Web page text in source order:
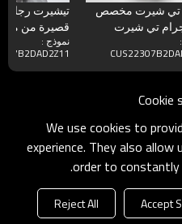
تي شيرت مخصص
جرام تي شيرت
مرقعة بقصة ضيقة
تيشيرت رجالي
قصيرة من
بلايز مخصصة
الفارغ | تي
برقبة دائرية
نموذج :
Cookie
We use cookies to
experience. They also
order to
Accept
Reject All